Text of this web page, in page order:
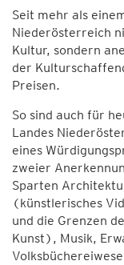
Seit mehr als
Niederösterreich
Kultur, sondern
der
Preisen.
So sind auch für
Landes
eines
zweier
Sparten
(künstlerisches
und die Grenzen
Kunst), Musik,